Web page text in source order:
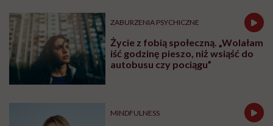
ZABURZENIA PSYCHICZNE
Życie z fobią społeczną. „Wolałam
iść godzinę pieszo, niż wsiąść do
autobusu czy pociągu”
MINDFULNESS